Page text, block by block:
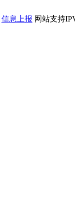
信息上报 网站支持